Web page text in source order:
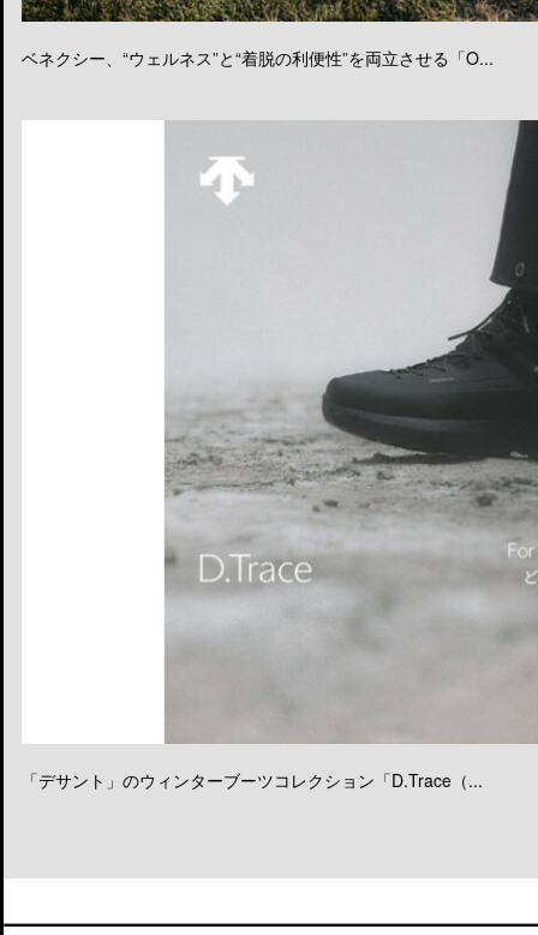
ベネクシー、“ウェルネス”と“着脱の利便性”を両立させる「O...
「デサント」のウィンターブーツコレクション「D.Trace（...